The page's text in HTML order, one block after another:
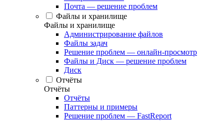
Почта — решение проблем
Файлы и хранилище
Файлы и хранилище
Администрирование файлов
Файлы задач
Решение проблем — онлайн-просмотр
Файлы и Диск — решение проблем
Диск
Отчёты
Отчёты
Отчёты
Паттерны и примеры
Решение проблем — FastReport